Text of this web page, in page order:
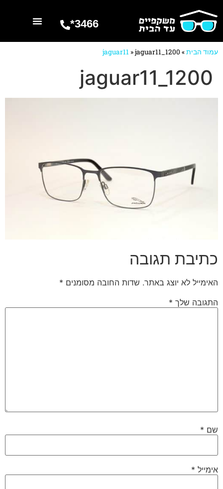
3466*
עמוד הבית»
jaguar11 »jaguar11_1200
jaguar11_1200
כתיבת תגובה
האימייל לא יוצג באתר. שדות החובה מסומנים *
התגובה שלך *
שם *
אימייל *